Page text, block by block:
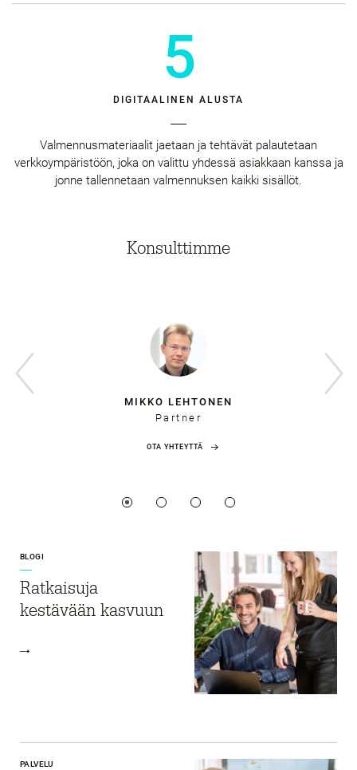
5
DIGITAALINEN ALUSTA
Valmennusmateriaalit jaetaan ja tehtävät palautetaan
verkkoympäristöön, joka on valittu yhdessä asiakkaan kanssa ja
jonne tallennetaan valmennuksen kaikki sisällöt.
Konsulttimme
MIKKO LEHTONEN
Partner
OTA YHTEYTTÄ
BLOGI
Ratkaisuja
kestävään kasvuun
PALVELU